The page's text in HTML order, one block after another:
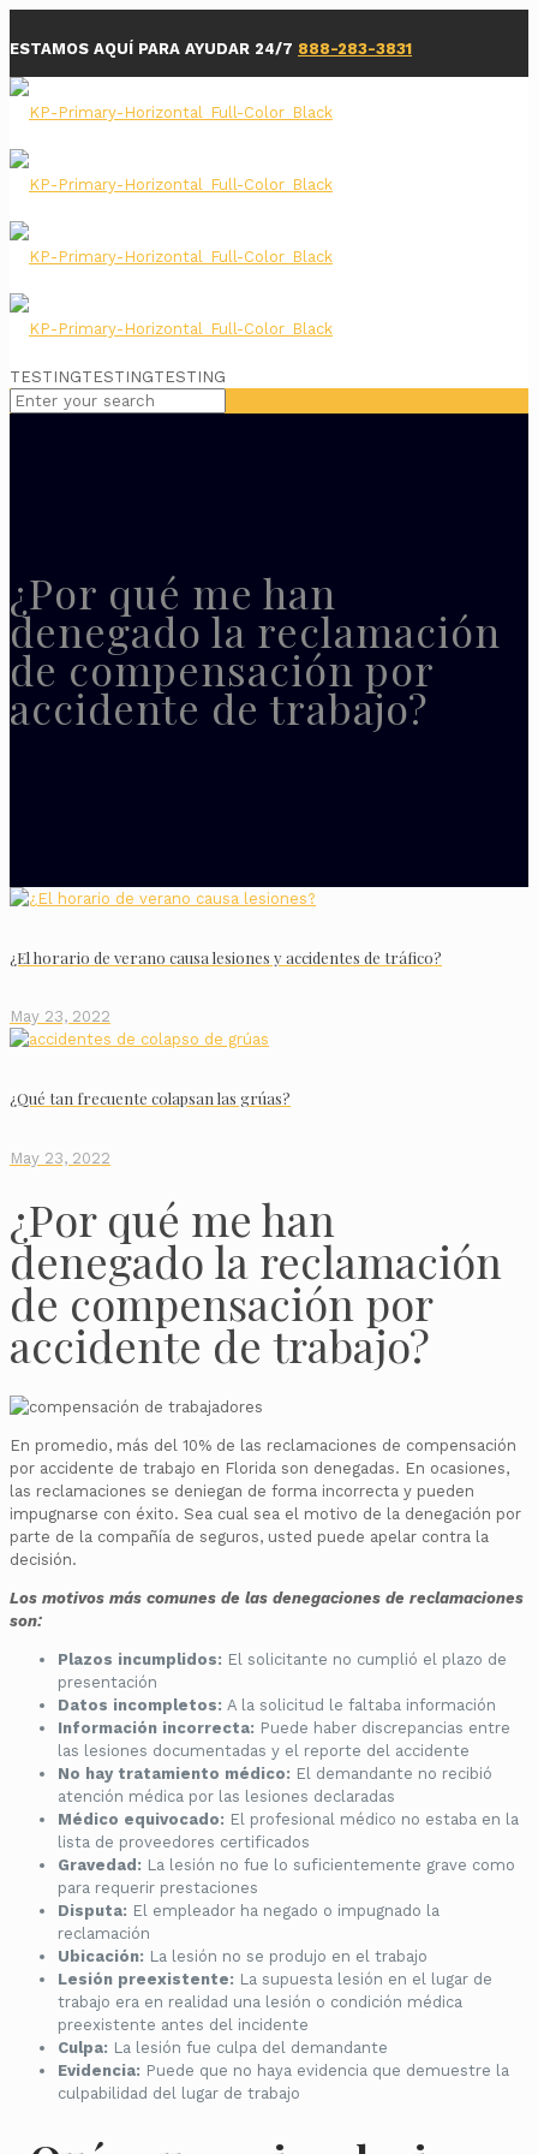
ESTAMOS AQUÍ PARA AYUDAR 24/7 888-283-3831
TESTINGTESTINGTESTING
¿Por qué me han
denegado la reclamación
de compensación por
accidente de trabajo?
¿El horario de verano causa lesiones y accidentes de tráfico?
May 23, 2022
¿Qué tan frecuente colapsan las grúas?
May 23, 2022
¿Por qué me han
denegado la reclamación
de compensación por
accidente de trabajo?
En promedio, más del 10% de las reclamaciones de compensación
por accidente de trabajo en Florida son denegadas. En ocasiones,
las reclamaciones se deniegan de forma incorrecta y pueden
impugnarse con éxito. Sea cual sea el motivo de la denegación por
parte de la compañía de seguros, usted puede apelar contra la
decisión.
Los motivos más comunes de las denegaciones de reclamaciones
son:
Plazos incumplidos: El solicitante no cumplió el plazo de
presentación
Datos incompletos: A la solicitud le faltaba información
Información incorrecta: Puede haber discrepancias entre
las lesiones documentadas y el reporte del accidente
No hay tratamiento médico: El demandante no recibió
atención médica por las lesiones declaradas
Médico equivocado: El profesional médico no estaba en la
lista de proveedores certificados
Gravedad: La lesión no fue lo suficientemente grave como
para requerir prestaciones
Disputa: El empleador ha negado o impugnado la
reclamación
Ubicación: La lesión no se produjo en el trabajo
Lesión preexistente: La supuesta lesión en el lugar de
trabajo era en realidad una lesión o condición médica
preexistente antes del incidente
Culpa: La lesión fue culpa del demandante
Evidencia: Puede que no haya evidencia que demuestre la
culpabilidad del lugar de trabajo